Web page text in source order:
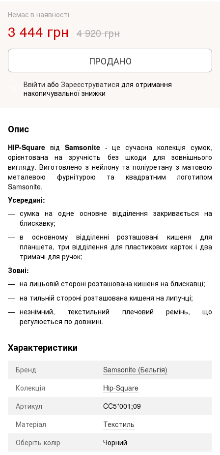
Немає в наявності
3 444 грн 4 920 грн
ПРОДАНО
Ввійти або Зареєструватися для отримання
накопичувальної знижки
Опис
HIP-Square від Samsonite- це сучасна колекція сумок,
орієнтована на зручність без шкоди для зовнішнього
вигляду. Виготовлено з нейлону та поліуретану з матовою
металевою фурнітурою та квадратним логотипом
Samsonite.
Усередині:
сумка на одне основне відділення закривається на
блискавку;
в основному відділенні розташовані кишеня для
планшета, три відділення для пластикових карток і два
тримачі для ручок;
Зовні:
на лицьовій стороні розташована кишеня на блискавці;
на тильній стороні розташована кишеня на липучці;
незнімний, текстильний плечовий ремінь, що
регулюється по довжині.
Характеристики
Бренд
Samsonite (Бельгія)
Колекція
Hip-Square
Артикул
CC5*001;09
Матеріал
Текстиль
Оберіть колір
Чорний